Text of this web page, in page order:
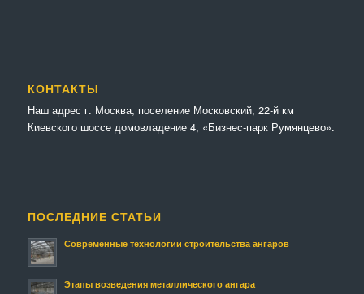
КОНТАКТЫ
Наш адрес г. Москва, поселение Московский, 22-й км
Киевского шоссе домовладение 4, «Бизнес-парк Румянцево».
ПОСЛЕДНИЕ СТАТЬИ
Современные технологии строительства ангаров
Этапы возведения металлического ангара